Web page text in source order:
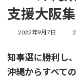
支援大阪
2022年9月7日
知事選に勝利し
沖縄からすべて